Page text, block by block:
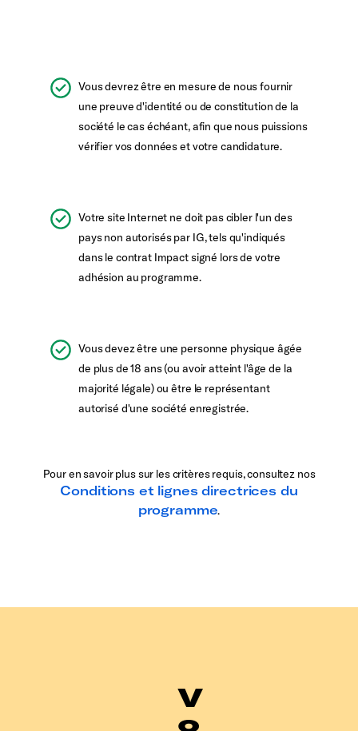
Vous devrez être en mesure de nous fournir
une preuve d'identité ou de constitution de la
société le cas échéant, afin que nous puissions
vérifier vos données et votre candidature.
Votre site Internet ne doit pas cibler l'un des
pays non autorisés par IG, tels qu'indiqués
dans le contrat Impact signé lors de votre
adhésion au programme.
Vous devez être une personne physique âgée
de plus de 18 ans (ou avoir atteint l'âge de la
majorité légale) ou être le représentant
autorisé d'une société enregistrée.
Pour en savoir plus sur les critères requis, consultez nos
Conditions et lignes directrices du
programme.
V
o